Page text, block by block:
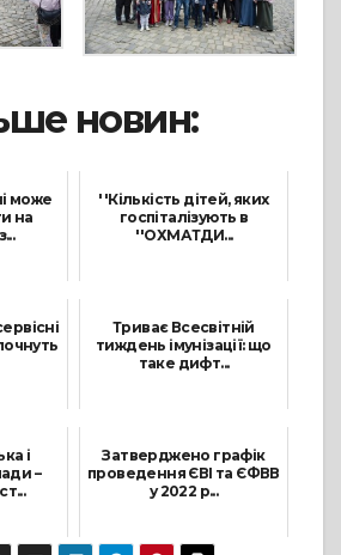
новин:
може
на
''Кількість дітей, яких
госпіталізують в
''ОХМАТДИ...
Триває Всесвітній
тиждень імунізації: що
таке дифт...
і
–
Затверджено графік
проведення ЄВІ та ЄФВВ
у 2022 р...
11 Січня, 2022